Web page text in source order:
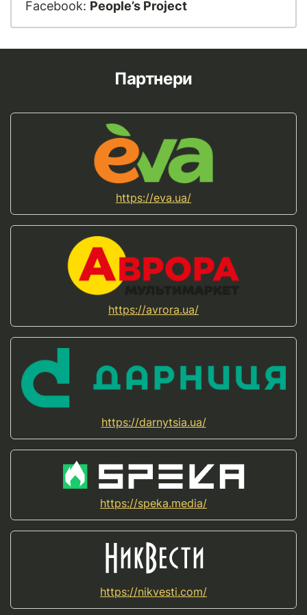
Facebook: People’s Project
Партнери
https://eva.ua/
https://avrora.ua/
https://darnytsia.ua/
https://speka.media/
https://nikvesti.com/